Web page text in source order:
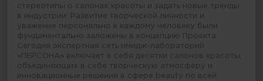
стереотипы о салонах красоты и задать новые тренды
в индустрии. Развитие творческой личности и
уважение персонально к каждому человеку были
фундаментально заложены в концепцию Проекта.
Сегодня экспертная сеть имидж-лабораторий
«ПЕРСОНА» включает в себя десятки салонов красоты,
объединяющих в себе творческую атмосферу и
инновационные решения в сфере beauty по всей